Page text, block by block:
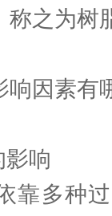
称之为树
响因素有
影响
靠多种